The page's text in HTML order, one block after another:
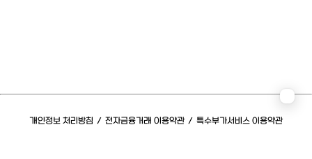
개인정보 처리방침 / 전자금융거래 이용약관 / 특수부가서비스 이용약관